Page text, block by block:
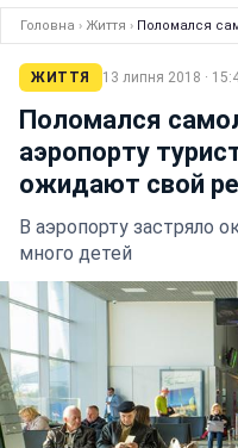
Головна › Життя › Поломался
ЖИТТЯ 13 липня 2018 ·
Поломался
аэропорту
ожидают свой
В аэропорту застряло
много детей